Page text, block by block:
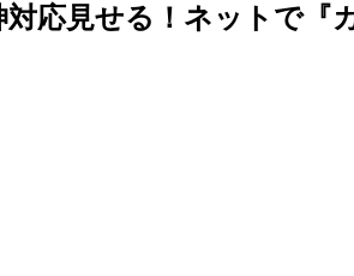
応見せる！ネットで『